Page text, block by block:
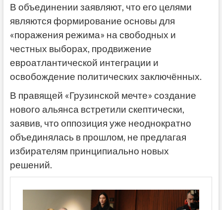
В объединении заявляют, что его целями
являются формирование основы для
«поражения режима» на свободных и
честных выборах, продвижение
евроатлантической интеграции и
освобождение политических заключённых.
В правящей «Грузинской мечте» создание
нового альянса встретили скептически,
заявив, что оппозиция уже неоднократно
объединялась в прошлом, не предлагая
избирателям принципиально новых
решений.